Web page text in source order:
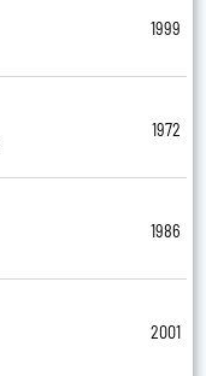
1999
1972
1986
2001